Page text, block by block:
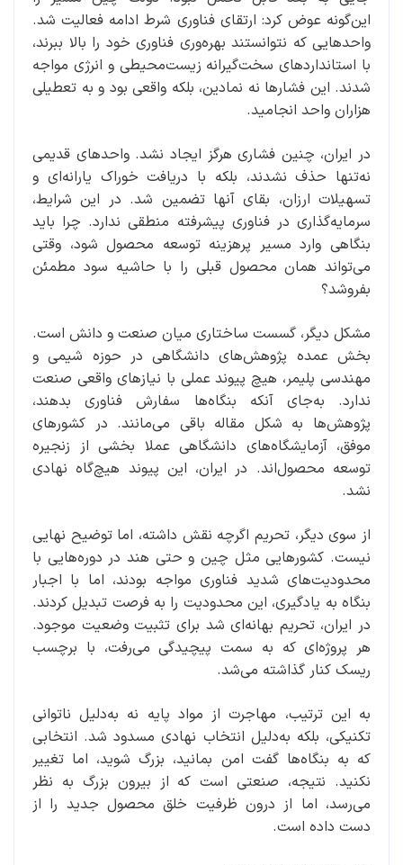
این‌گونه عوض کرد: ارتقای فناوری شرط ادامه فعالیت شد.
واحدهایی که نتوانستند بهره‌وری فناوری خود را بالا ببرند،
با استانداردهای سخت‌گیرانه زیست‌محیطی و انرژی مواجه
شدند. این فشارها نه نمادین، بلکه واقعی بود و به تعطیلی
هزاران واحد انجامید.
در ایران، چنین فشاری هرگز ایجاد نشد. واحدهای قدیمی
نه‌تنها حذف نشدند، بلکه با دریافت خوراک یارانه‌ای و
تسهیلات ارزان، بقای آنها تضمین شد. در این شرایط،
سرمایه‌گذاری در فناوری پیشرفته منطقی ندارد. چرا باید
بنگاهی وارد مسیر پرهزینه توسعه محصول شود، وقتی
می‌تواند همان محصول قبلی را با حاشیه سود مطمئن
بفروشد؟
مشکل دیگر، گسست ساختاری میان صنعت و دانش است.
بخش عمده پژوهش‌های دانشگاهی در حوزه شیمی و
مهندسی پلیمر، هیچ پیوند عملی با نیازهای واقعی صنعت
ندارد. به‌جای آنکه بنگاه‌ها سفارش فناوری بدهند،
پژوهش‌ها به شکل مقاله باقی می‌مانند. در کشورهای
موفق، آزمایشگاه‌های دانشگاهی عملا بخشی از زنجیره
توسعه محصول‌اند. در ایران، این پیوند هیچ‌گاه نهادی
نشد.
از سوی دیگر، تحریم اگرچه نقش داشته، اما توضیح نهایی
نیست. کشورهایی مثل چین و حتی هند در دوره‌هایی با
محدودیت‌های شدید فناوری مواجه بودند، اما با اجبار
بنگاه به یادگیری، این محدودیت را به فرصت تبدیل کردند.
در ایران، تحریم بهانه‌ای شد برای تثبیت وضعیت موجود.
هر پروژه‌ای که به سمت پیچیدگی می‌رفت، با برچسب
ریسک کنار گذاشته می‌شد.
به این ترتیب، مهاجرت از مواد پایه نه به‌دلیل ناتوانی
تکنیکی، بلکه به‌دلیل انتخاب نهادی مسدود شد. انتخابی
که به بنگاه‌ها گفت امن بمانید، بزرگ شوید، اما تغییر
نکنید. نتیجه، صنعتی است که از بیرون بزرگ به نظر
می‌رسد، اما از درون ظرفیت خلق محصول جدید را از
دست داده است.